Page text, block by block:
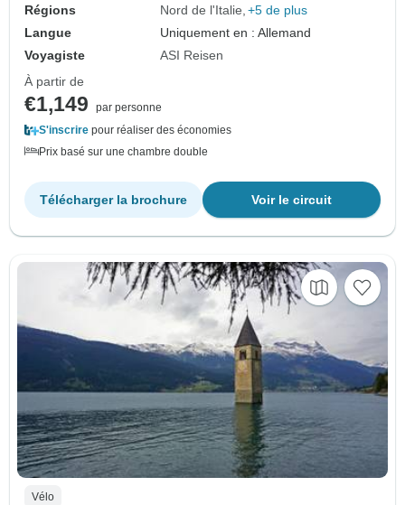
Régions
Nord de l'Italie +5 de plus
Langue
Uniquement en : Allemand
Voyagiste
ASI Reisen
À partir de
€1,149
par personne
S'inscrire pour réaliser des économies
Prix basé sur une chambre double
Voir le circuit
Télécharger la brochure
Vélo